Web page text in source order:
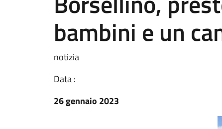
bambini e un
notizia
Data :
26 gennaio 2023